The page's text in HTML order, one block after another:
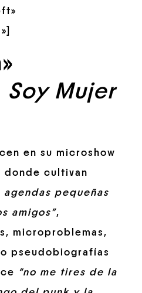
Soy Mujer
en su microshow
donde cultivan
agendas pequeñas
amigos”,
microproblemas,
pseudobiografías
“no me tires de la